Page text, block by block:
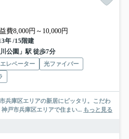
費8,000円～10,000円
年 /15階建
公園」駅 徒歩7分
エレベーター
光ファイバー
兵庫区エリアの新居にピッタリ。こだわ
戸市兵庫区エリアで住まい... もっと見る